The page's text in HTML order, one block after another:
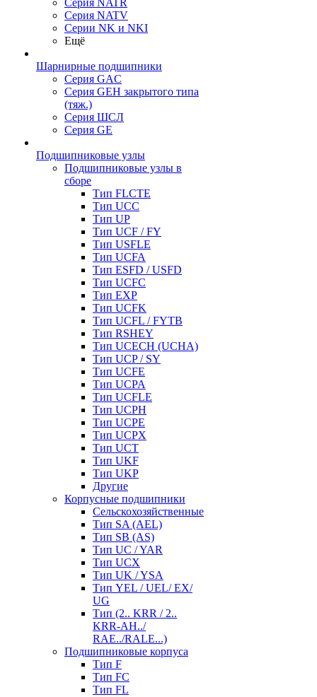
Серия NATR
Серия NATV
Серии NK и NKI
Ещё
Шарнирные подшипники
Серия GAC
Серия GEH закрытого типа
(тяж.)
Серия ШСЛ
Серия GE
Подшипниковые узлы
Подшипниковые узлы в
сборе
Тип FLCTE
Тип UCC
Тип UP
Тип UCF / FY
Тип USFLE
Тип UCFA
Тип ESFD / USFD
Тип UCFC
Тип EXP
Тип UCFK
Тип UCFL / FYTB
Тип RSHEY
Тип UCECH (UCHA)
Тип UCP / SY
Тип UCFE
Тип UCPA
Тип UCFLE
Тип UCPH
Тип UCPE
Тип UCPX
Тип UCT
Тип UKF
Тип UKP
Другие
Корпусные подшипники
Сельскохозяйственные
Тип SA (AEL)
Тип SB (AS)
Тип UC / YAR
Тип UCX
Тип UK / YSA
Тип YEL / UEL/ EX/
UG
Тип (2.. KRR / 2..
KRR-AH../
RAE../RALE...)
Подшипниковые корпуса
Тип F
Тип FC
Тип FL